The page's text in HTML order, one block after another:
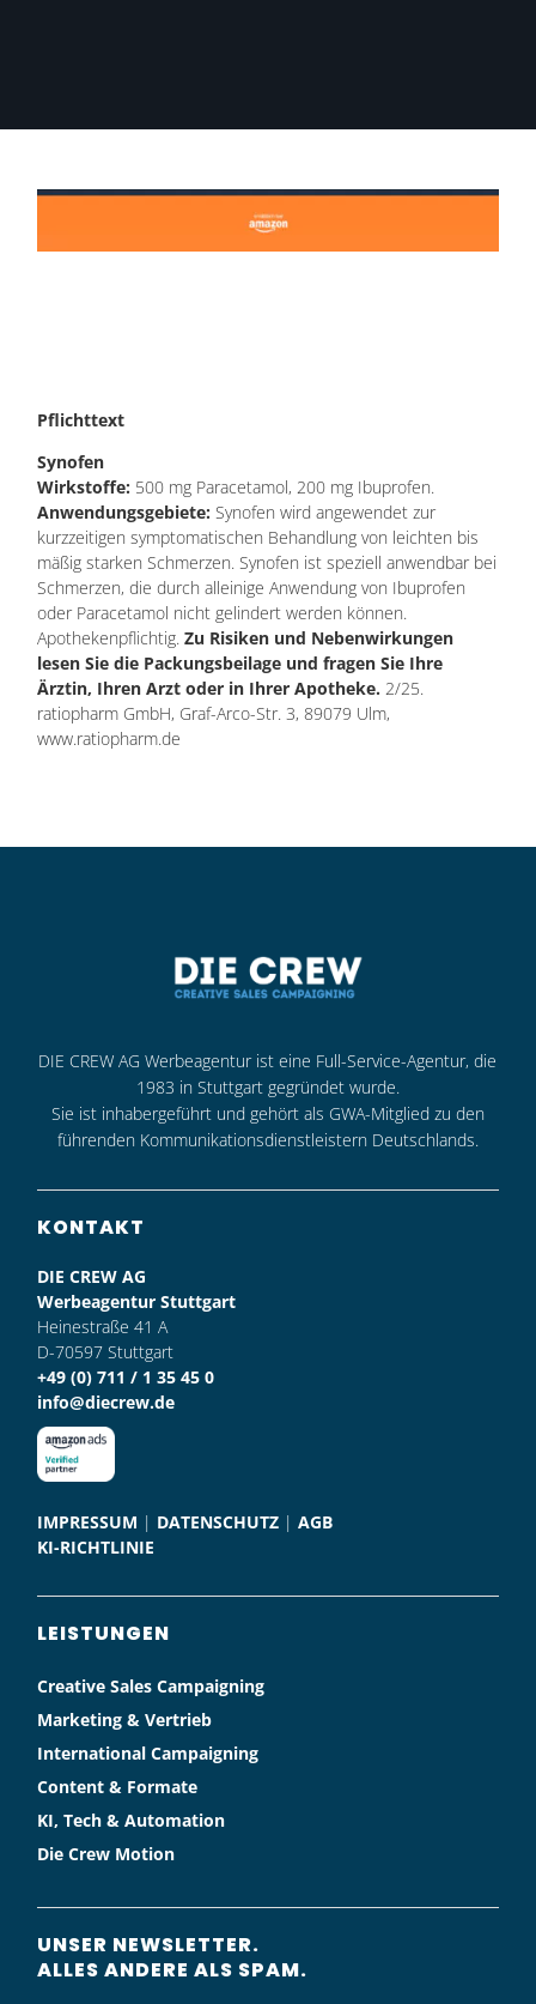
Pflichttext
Synofen
Wirkstoffe: 500 mg Paracetamol, 200 mg Ibuprofen.
Anwendungsgebiete: Synofen wird angewendet zur
kurzzeitigen symptomatischen Behandlung von leichten bis
mäßig starken Schmerzen. Synofen ist speziell anwendbar bei
Schmerzen, die durch alleinige Anwendung von Ibuprofen
oder Paracetamol nicht gelindert werden können.
Apothekenpflichtig.Zu Risiken und Nebenwirkungen
lesen Sie die Packungsbeilage und fragen Sie Ihre
Ärztin, Ihren Arzt oder in Ihrer Apotheke. 2/25.
ratiopharm GmbH, Graf-Arco-Str. 3, 89079 Ulm,
www.ratiopharm.de
DIE CREW AG Werbeagentur ist eine Full-Service-Agentur, die
1983 in Stuttgart gegründet wurde.
Sie ist inhabergeführt und gehört als GWA-Mitglied zu den
führenden Kommunikationsdienstleistern Deutschlands.
KONTAKT
DIE CREW AG
Werbeagentur Stuttgart
Heinestraße 41 A
D-70597 Stuttgart
+49 (0) 711 / 1 35 45 0
info@diecrew.de
IMPRESSUM | DATENSCHUTZ |AGB
KI-RICHTLINIE
LEISTUNGEN
Creative Sales Campaigning
Marketing & Vertrieb
International Campaigning
Content & Formate
KI, Tech & Automation
Die Crew Motion
UNSER NEWSLETTER.
ALLES ANDERE ALS SPAM.